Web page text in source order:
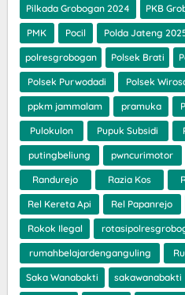
Pilkada Grobogan 2024 PKB
PMK Pocil Polda Jateng
polresgrobogan Polsek Brati
Polsek Purwodadi Polsek
ppkm jammalam pramuka
Pulokulon Pupuk Subsidi
putingbeliung pwncurimotor
Randurejo Razia Kos
Rel Kereta Api Rel Papanrejo
Rokok Ilegal
rumahbelajardenganguling
Saka Wanabakti sakawanabakti